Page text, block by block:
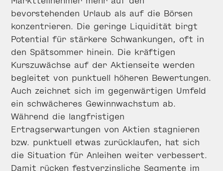
bevorstehenden Urlaub als auf die Börsen
konzentrieren. Die geringe Liquidität birgt
Potential für stärkere Schwankungen, oft in
den Spätsommer hinein. Die kräftigen
Kurszuwächse auf der Aktienseite werden
begleitet von punktuell höheren Bewertungen.
Auch zeichnet sich im gegenwärtigen Umfeld
ein schwächeres Gewinnwachstum ab.
Während die langfristigen
Ertragserwartungen von Aktien stagnieren
bzw. punktuell etwas zurücklaufen, hat sich
die Situation für Anleihen weiter verbessert.
Damit rücken festverzinsliche Segmente im